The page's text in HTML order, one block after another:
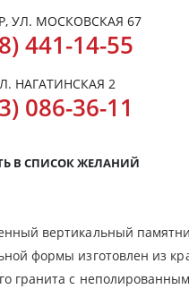
УЛ. МОСКОВСКАЯ 67
441-14-55
НАГАТИНСКАЯ 2
086-36-11
В СПИСОК ЖЕЛАНИЙ
вертикальный
формы изготовлен из
гранита с